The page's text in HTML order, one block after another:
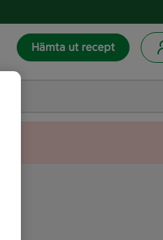
Hämta ut recept